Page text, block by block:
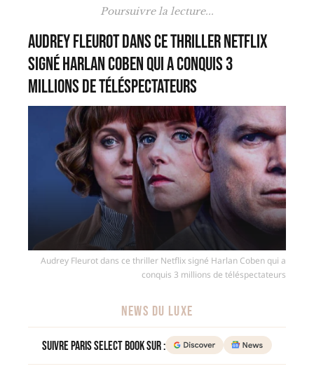
Poursuivre la lecture...
Audrey Fleurot dans ce thriller Netflix
signé Harlan Coben qui a conquis 3
millions de téléspectateurs
Audrey Fleurot dans ce thriller Netflix signé Harlan Coben qui a
conquis 3 millions de téléspectateurs
NEWS DU LUXE
Suivre Paris Select Book sur :